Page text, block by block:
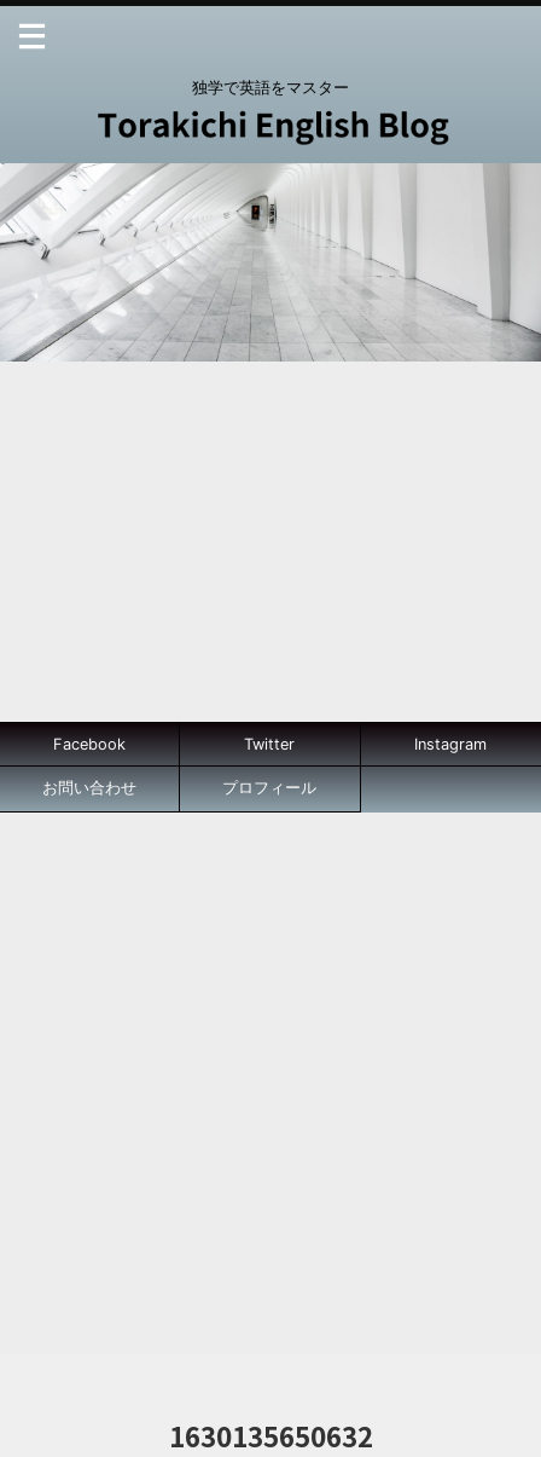
独学で英語をマスター
Facebook Twitter Instagram
お問い合わせ プロフィール
1630135650632